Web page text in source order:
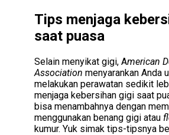
Tips menjaga
saat puasa
Selain menyikat gigi, American
Association menyarankan Anda
melakukan perawatan sedikit
menjaga kebersihan gigi saat
bisa menambahnya dengan
menggunakan benang gigi atau
kumur. Yuk simak tips-tipsnya